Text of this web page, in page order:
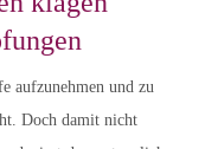
aufzunehmen und zu
Doch damit nicht